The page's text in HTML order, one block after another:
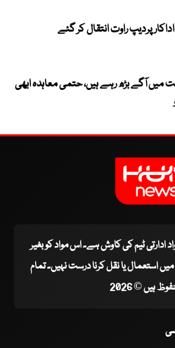
پردیپ راوت انتقال کر گئے
آگے بڑھ رہے ہیں، حتمی معاہدہ ابھی
ادارتی ٹیم کی کاوش ہے۔ اس مواد کو بغیر
یا نقل کرنا درست نہیں۔ تمام
ہیں © 2026